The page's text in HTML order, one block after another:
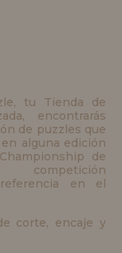
tu Tienda de
encontrarás
de puzzles que
alguna edición
de
en el
corte, encaje y